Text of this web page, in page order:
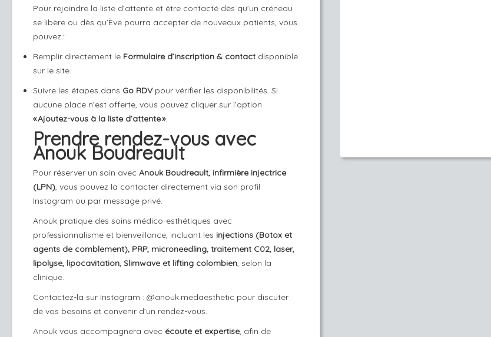
Pour rejoindre la liste d’attente et être contacté dès qu’un créneau
se libère ou dès qu’Ève pourra accepter de nouveaux patients, vous
pouvez ::
Remplir directement le Formulaire d’inscription & contact disponible
sur le site.
Suivre les étapes dans Go RDVpour vérifier les disponibilités. Si
aucune place n’est offerte, vous pouvez cliquer sur l’option
« Ajoutez-vous à la liste d’attente ».
Prendre rendez-vous avec
Anouk Boudreault
Pour réserver un soin avec Anouk Boudreault, infirmière injectrice
(LPN), vous pouvez la contacter directement via son profil
Instagram ou par message privé.
Anouk pratique des soins médico-esthétiques avec
professionnalisme et bienveillance, incluant les injections (Botox et
agents de comblement), PRP, microneedling, traitement C02, laser,
lipolyse, lipocavitation, Slimwave et lifting colombien, selon la
clinique.
Contactez-la sur Instagram : @anouk.medaesthetic pour discuter
de vos besoins et convenir d’un rendez-vous.
Anouk vous accompagnera avec écoute et expertise, afin de